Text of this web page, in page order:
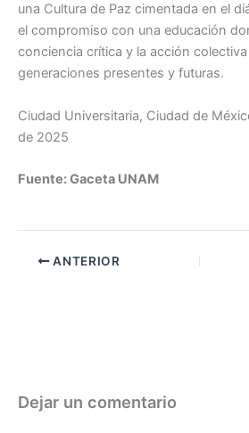
una Cultura de Paz cimentada en el
el compromiso con una educación
conciencia crítica y la acción colectiva
generaciones presentes y futuras.
Ciudad Universitaria, Ciudad de
de 2025
Fuente: Gaceta UNAM
ANTERIOR
Dejar un comentario